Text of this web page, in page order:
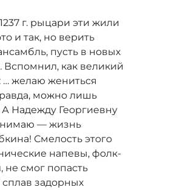
г. рыцари эти жили
и так, но верить
пусть в новых
Вспомнил, как великий
… желаю жениться
можно лишь
А Надежду Георгиевну
— жизнь
Смелость этого
напевы, фолк-
смог попасть
задорных